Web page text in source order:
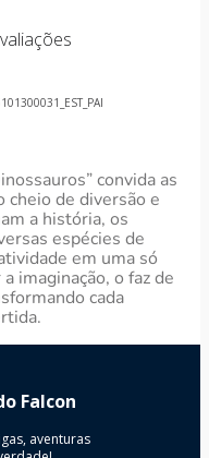
convida as
cheio de diversão e
a história, os
espécies de
em uma só
imaginação, o faz de
cada
Falcon
aventuras